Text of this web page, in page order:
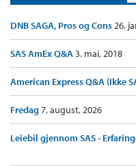
DNB SAGA, Pros og Cons26.
SAS AmEx Q&A3. mai, 2018
American Express Q&A (Ikke
Fredag7. august, 2026
Leiebil gjennom SAS -